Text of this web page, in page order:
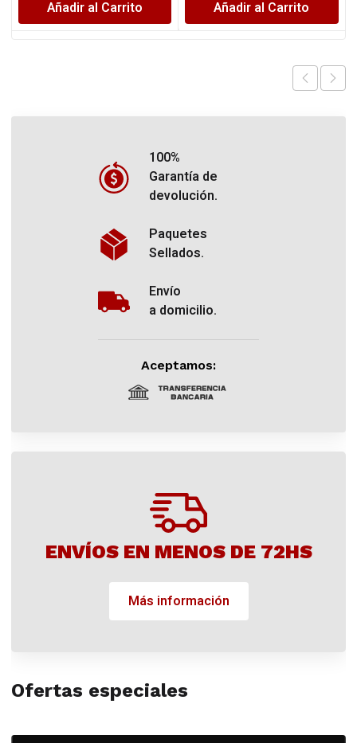
Añadir al Carrito Añadir al Carrito
100%
Garantía de
devolución.
Paquetes
Sellados.
Envío
a domicilio.
Aceptamos:
ENVÍOS EN MENOS DE 72HS
Más información
Ofertas especiales